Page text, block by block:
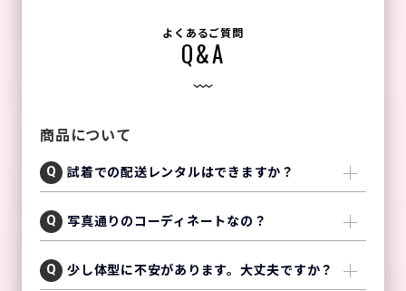
よくあるご質問
Q&A
商品について
試着での配送レンタルはできますか？
写真通りのコーディネートなの？
少し体型に不安があります。大丈夫ですか？